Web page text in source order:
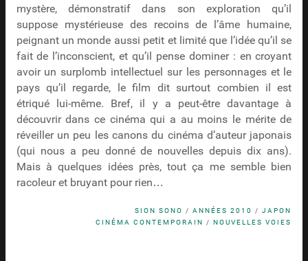
mystère, démonstratif dans son exploration qu’il
suppose mystérieuse des recoins de l’âme humaine,
peignant un monde aussi petit et limité que l’idée qu’il se
fait de l’inconscient, et qu’il pense dominer : en croyant
avoir un surplomb intellectuel sur les personnages et le
pays qu’il regarde, le film dit surtout combien il est
étriqué lui-même. Bref, il y a peut-être davantage à
découvrir dans ce cinéma qui a au moins le mérite de
réveiller un peu les canons du cinéma d’auteur japonais
(qui nous a peu donné de nouvelles depuis dix ans).
Mais à quelques idées près, tout ça me semble bien
racoleur et bruyant pour rien…
SION SONO /ANNÉES 2010 /JAPON
CINÉMA CONTEMPORAIN /NOUVELLES VOIES